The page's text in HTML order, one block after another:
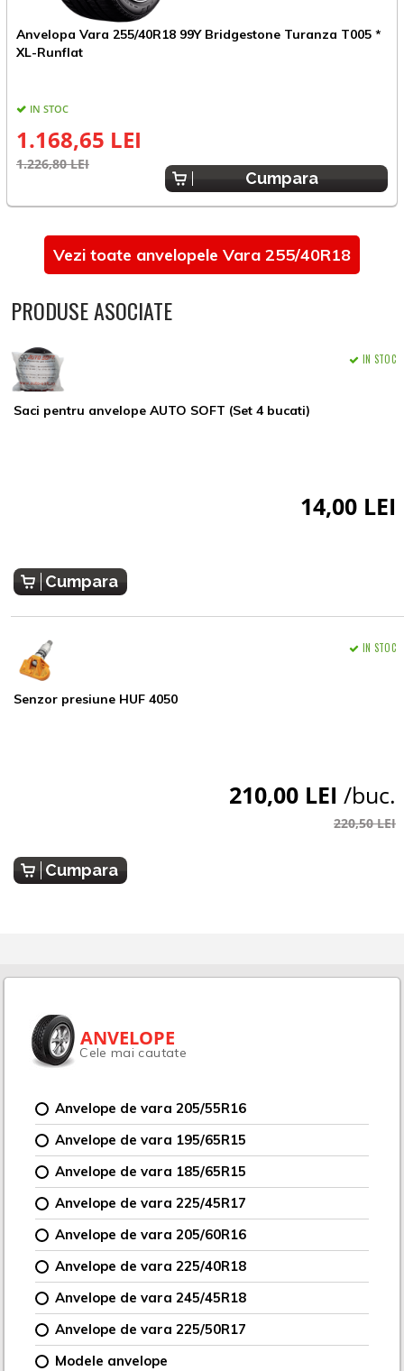
Anvelopa Vara 255/40R18 99Y Bridgestone Turanza T005 *
XL-Runflat
IN STOC
1.168,65 LEI
1.226,80 LEI
Cumpara
Vezi toate anvelopele Vara 255/40R18
PRODUSE ASOCIATE
Saci pentru anvelope AUTO SOFT (Set 4 bucati)
IN STOC
14,00 LEI
Cumpara
Senzor presiune HUF 4050
IN STOC
210,00 LEI /buc.
220,50 LEI
Cumpara
ANVELOPE
Cele mai cautate
Anvelope de vara 205/55R16
Anvelope de vara 195/65R15
Anvelope de vara 185/65R15
Anvelope de vara 225/45R17
Anvelope de vara 205/60R16
Anvelope de vara 225/40R18
Anvelope de vara 245/45R18
Anvelope de vara 225/50R17
Modele anvelope